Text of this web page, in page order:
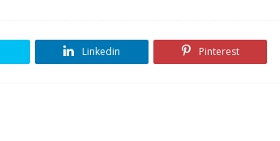
Linkedin Pinterest